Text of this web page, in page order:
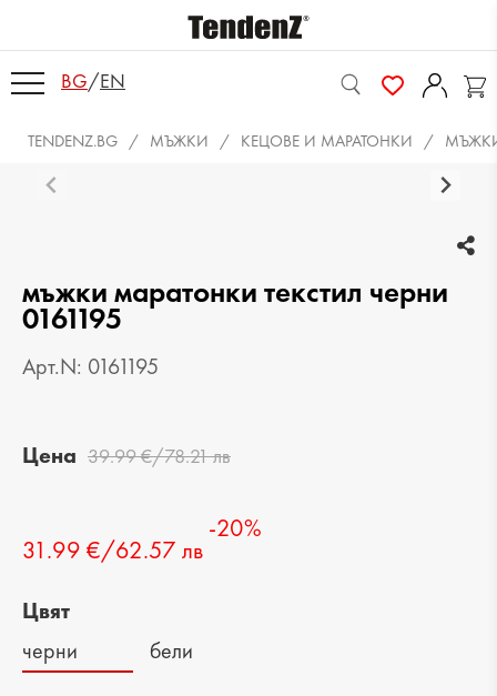
BG/EN
TENDENZ.BG МЪЖКИ КЕЦОВЕ И МАРАТОНКИ
мъжки маратонки текстил черни
0161195
Арт.N: 0161195
Цена 39.99 €/78.21 лв
31.99 €/62.57 лв
-20%
Цвят
черни
бели